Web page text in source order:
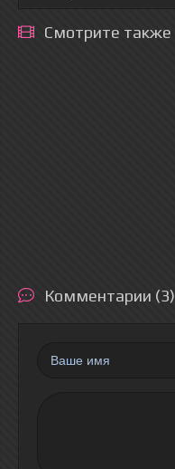
Смотрите также
Комментарии (3)